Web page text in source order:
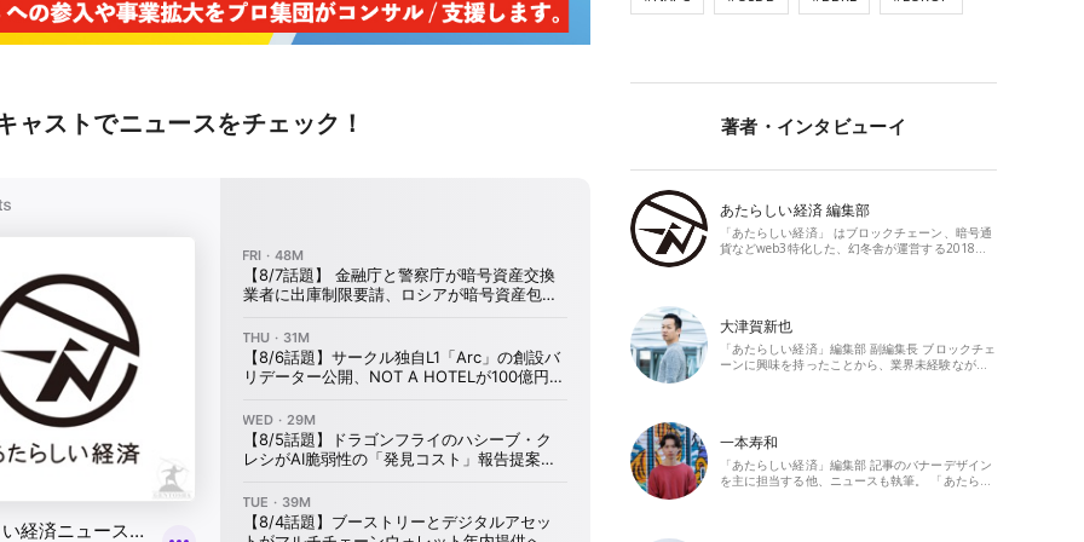
ャストでニュースをチェック！ 著者・インタビューイ
あたらしい経済 編集部
「あたらしい経済」 はブロックチェーン、暗号通
貨などweb3特化した、幻冬舎が運営する2018…
大津賀新也
「あたらしい経済」編集部 副編集長 ブロックチェ
ーンに興味を持ったことから、業界未経験なが…
一本寿和
「あたらしい経済」編集部 記事のバナーデザイン
を主に担当する他、ニュースも執筆。 「あたら…